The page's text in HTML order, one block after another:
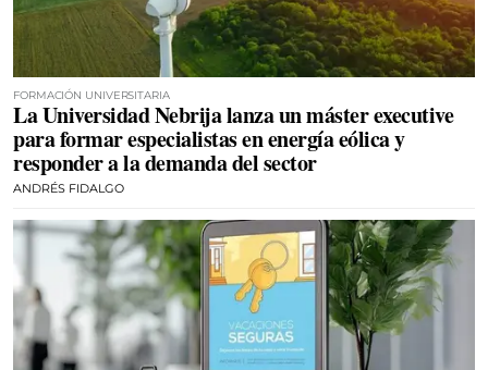
FORMACIÓN UNIVERSITARIA
La Universidad Nebrija lanza un máster executive
para formar especialistas en energía eólica y
responder a la demanda del sector
ANDRÉS FIDALGO